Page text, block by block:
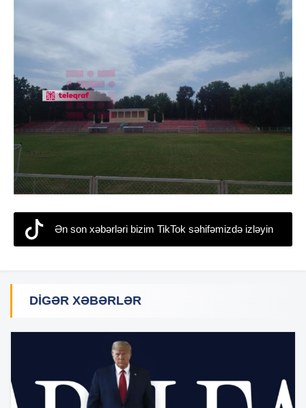
Ən son xəbərləri bizim TikTok səhifəmizdə izləyin
DIGƏR XƏBƏRLƏR